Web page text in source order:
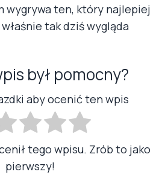
wygrywa ten, który najlepiej
tak dziś wygląda
był pomocny?
aby ocenić ten wpis
tego wpisu. Zrób to jako
pierwszy!